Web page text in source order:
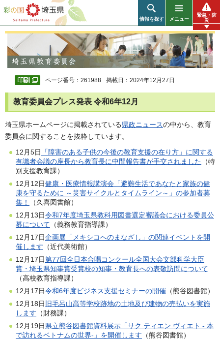
彩の国 埼玉県
情報を探す メニュー
緊急・防
災
ページ番号：261988 掲載日：2024年12月27日
教育委員会プレス発表 令和6年12月
埼玉県ホームページに掲載されている県政ニュースの中から、教育
委員会に関することを抜粋しています。
12月5日
「障害のある子供の今後の教育支援の在り方」に関する
有識者会議の座長から教育長に中間報告書が手交されました （特
別支援教育課）
12月12日健康・医療情報講演会「避難生活であなたと家族の健
康を守るために ～災害サイクルとタイムライン～」の参加者募
集！
（久喜図書館）
12月13日令和7年度埼玉県教科用図書選定審議会における委員公
募について （義務教育指導課）
12月17日企画展「メキシコへのまなざし」の関連イベントを開
催します （近代美術館）
12月17日第77回全日本合唱コンクール全国大会文部科学大臣
賞・埼玉県知事賞受賞校の知事・教育長への表敬訪問について
（高校教育指導課）
12月17日令和6年度ビジネス支援セミナーの開催 （熊谷図書館）
12月18日 旧毛呂山高等学校跡地の土地及び建物の売払いを実施
します （財務課）
12月19日県立熊谷図書館資料展示「サク ティエン ヴィエト - 本
で訪れるベトナムの世界-」を開催します （熊谷図書館）